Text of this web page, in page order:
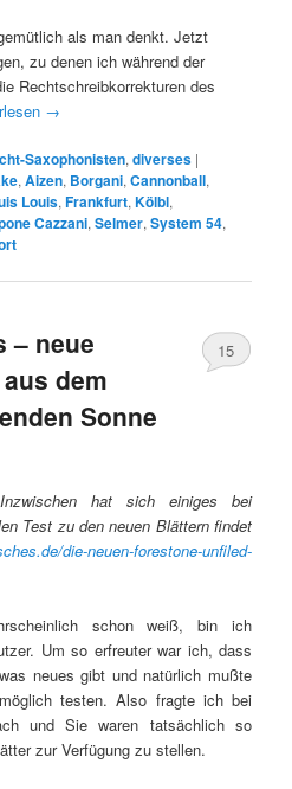
als man denkt. Jetzt
zu denen ich während der
Rechtschreibkorrekturen des
→
Saxophonisten,diverses |
,Aizen, Borgani,Cannonball,
Louis,Frankfurt,Kölbl,
Cazzani,Selmer,System 54,
– neue
dem
Sonne
15
hat sich einiges bei
Test zu den neuen Blättern findet
die-neuen-forestone-unfiled-
schon weiß, bin ich
Um so erfreuter war ich, dass
neues gibt und natürlich mußte
testen. Also fragte ich bei
und Sie waren tatsächlich so
zur Verfügung zu stellen.